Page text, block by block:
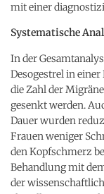
mit einer
Systematische
In der
Desogestrel in
die Zahl der
gesenkt werden.
Dauer wurden
Frauen weniger
den Kopfschmerz
Behandlung mit
der